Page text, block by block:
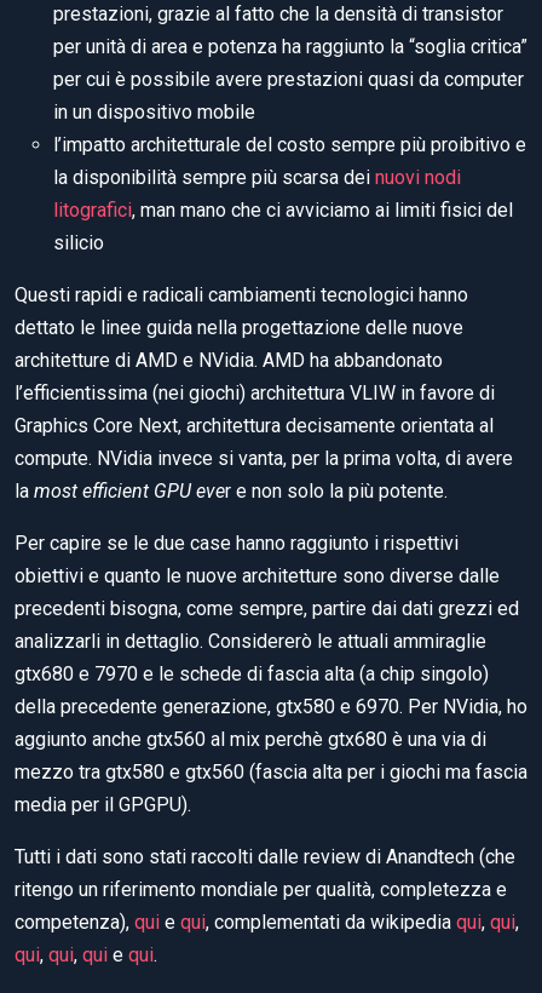
prestazioni, grazie al fatto che la densità di transistor
per unità di area e potenza ha raggiunto la “soglia critica”
per cui è possibile avere prestazioni quasi da computer
in un dispositivo mobile
l’impatto architetturale del costo sempre più proibitivo e
la disponibilità sempre più scarsa dei nuovi nodi
litografici, man mano che ci avviciamo ai limiti fisici del
silicio
Questi rapidi e radicali cambiamenti tecnologici hanno
dettato le linee guida nella progettazione delle nuove
architetture di AMD e NVidia. AMD ha abbandonato
l’efficientissima (nei giochi) architettura VLIW in favore di
Graphics Core Next, architettura decisamente orientata al
compute. NVidia invece si vanta, per la prima volta, di avere
la most efficient GPU ever e non solo la più potente.
Per capire se le due case hanno raggiunto i rispettivi
obiettivi e quanto le nuove architetture sono diverse dalle
precedenti bisogna, come sempre, partire dai dati grezzi ed
analizzarli in dettaglio. Considererò le attuali ammiraglie
gtx680 e 7970 e le schede di fascia alta (a chip singolo)
della precedente generazione, gtx580 e 6970. Per NVidia, ho
aggiunto anche gtx560 al mix perchè gtx680 è una via di
mezzo tra gtx580 e gtx560 (fascia alta per i giochi ma fascia
media per il GPGPU).
Tutti i dati sono stati raccolti dalle review di Anandtech (che
ritengo un riferimento mondiale per qualità, completezza e
competenza), qui e qui, complementati da wikipedia qui, qui,
qui, qui, qui e qui.